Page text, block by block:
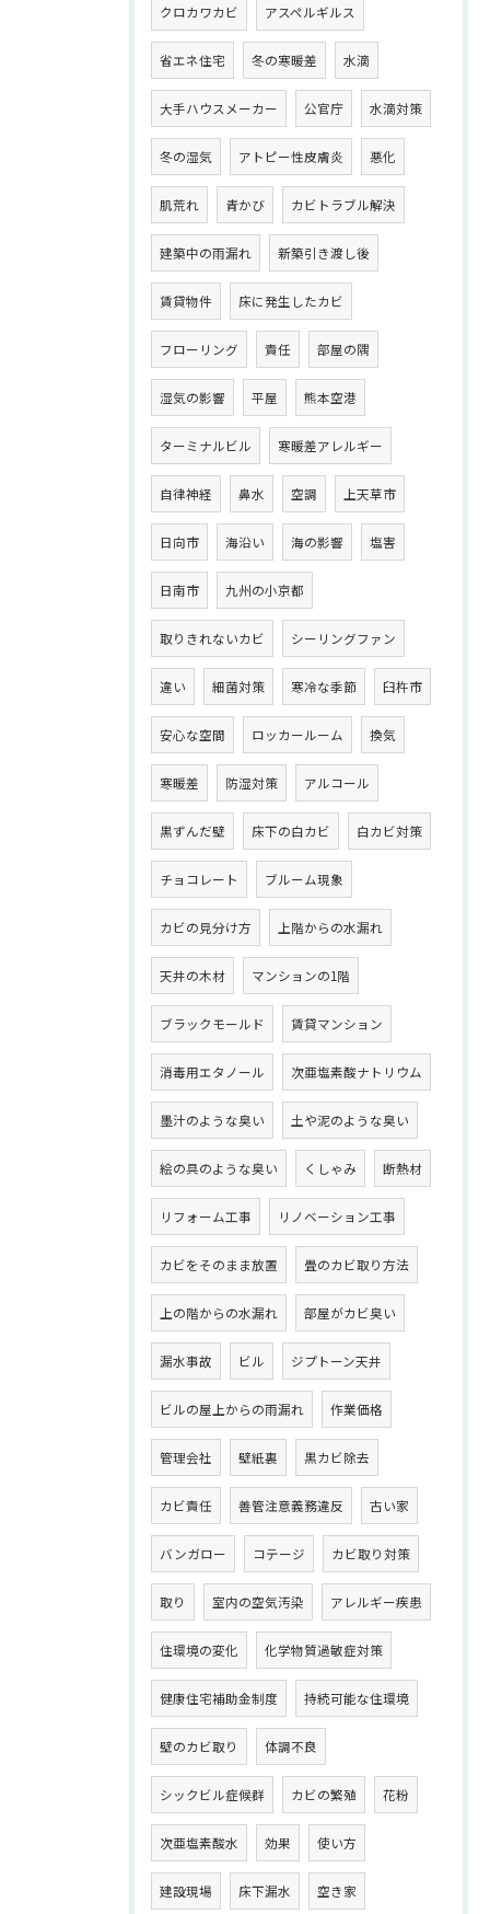
クロカワカビ アスペルギルス
省エネ住宅 冬の寒暖差 水滴
大手ハウスメーカー 公官庁 水滴対策
冬の湿気 アトピー性皮膚炎 悪化
肌荒れ 青かび カビトラブル解決
建築中の雨漏れ 新築引き渡し後
賃貸物件 床に発生したカビ
フローリング 責任 部屋の隅
湿気の影響 平屋 熊本空港
ターミナルビル 寒暖差アレルギー
自律神経 鼻水 空調 上天草市
日向市 海沿い 海の影響 塩害
日南市 九州の小京都
取りきれないカビ シーリングファン
違い 細菌対策 寒冷な季節 臼杵市
安心な空間 ロッカールーム 換気
寒暖差 防湿対策 アルコール
黒ずんだ壁 床下の白カビ 白カビ対策
チョコレート ブルーム現象
カビの見分け方 上階からの水漏れ
天井の木材 マンションの1階
ブラックモールド 賃貸マンション
消毒用エタノール 次亜塩素酸ナトリウム
墨汁のような臭い 土や泥のような臭い
絵の具のような臭い くしゃみ 断熱材
リフォーム工事 リノベーション工事
カビをそのまま放置 畳のカビ取り方法
上の階からの水漏れ 部屋がカビ臭い
漏水事故 ビル ジプトーン天井
ビルの屋上からの雨漏れ 作業価格
管理会社 壁紙裏 黒カビ除去
カビ責任 善管注意義務違反 古い家
バンガロー コテージ カビ取り対策
取り 室内の空気汚染 アレルギー疾患
住環境の変化 化学物質過敏症対策
健康住宅補助金制度 持続可能な住環境
壁のカビ取り 体調不良
シックビル症候群 カビの繁殖 花粉
次亜塩素酸水 効果 使い方
建設現場 床下漏水 空き家